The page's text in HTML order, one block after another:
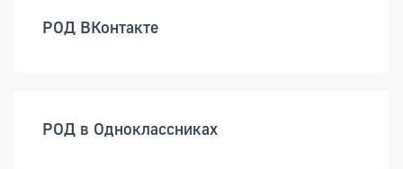
РОД ВКонтакте
РОД в Одноклассниках